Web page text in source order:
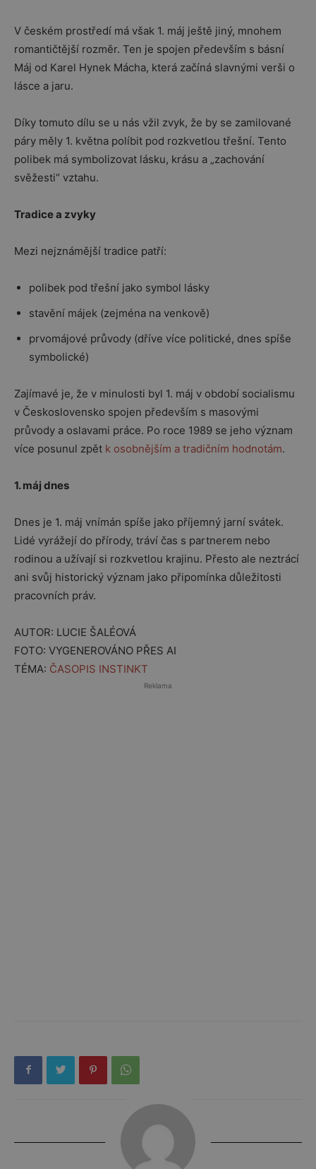
V českém prostředí má však 1. máj ještě jiný, mnohem
romantičtější rozměr. Ten je spojen především s básní
Máj od Karel Hynek Mácha, která začíná slavnými verši o
lásce a jaru.
Díky tomuto dílu se u nás vžil zvyk, že by se zamilované
páry měly 1. května políbit pod rozkvetlou třešní. Tento
polibek má symbolizovat lásku, krásu a „zachování
svěžesti“ vztahu.
Tradice a zvyky
Mezi nejznámější tradice patří:
polibek pod třešní jako symbol lásky
stavění májek (zejména na venkově)
prvomájové průvody (dříve více politické, dnes spíše
symbolické)
Zajímavé je, že v minulosti byl 1. máj v období socialismu
v Československo spojen především s masovými
průvody a oslavami práce. Po roce 1989 se jeho význam
více posunul zpět k osobnějším a tradičním hodnotám.
1. máj dnes
Dnes je 1. máj vnímán spíše jako příjemný jarní svátek.
Lidé vyrážejí do přírody, tráví čas s partnerem nebo
rodinou a užívají si rozkvetlou krajinu. Přesto ale neztrácí
ani svůj historický význam jako připomínka důležitosti
pracovních práv.
AUTOR: LUCIE ŠALÉOVÁ
FOTO: VYGENEROVÁNO PŘES AI
TÉMA: ČASOPIS INSTINKT
Reklama